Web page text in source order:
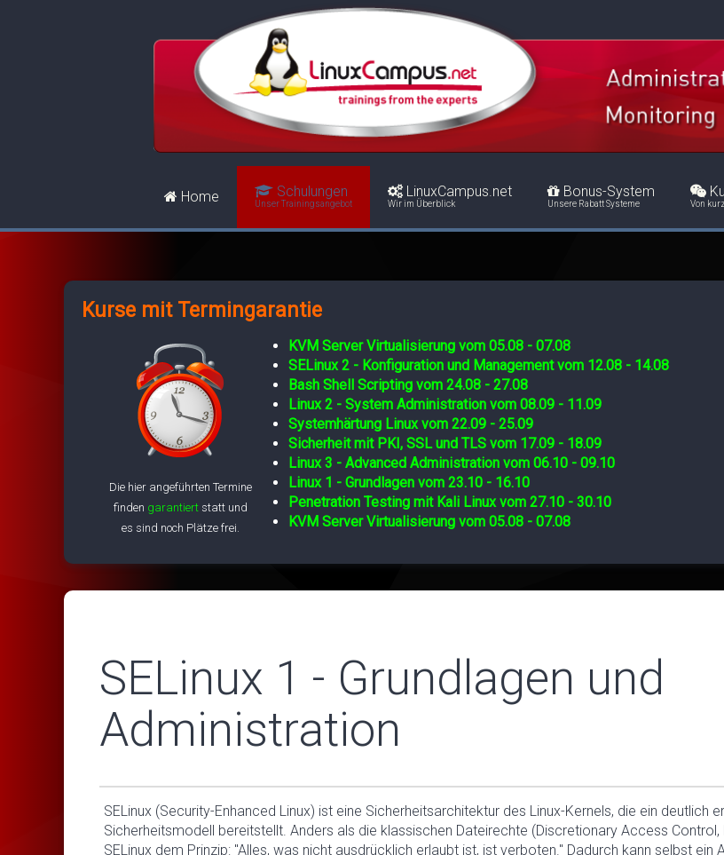
Home Schulungen
Unser Trainingsangebot
LinuxCampus.net
Wir im Überblick
Bonus-System
Unsere Rabatt Systeme Von
Kurse mit Termingarantie
Die hier angeführten Termine
finden garantiert statt und
es sind noch Plätze frei.
KVM Server Virtualisierung vom 05.08 - 07.08
SELinux 2 - Konfiguration und Management vom 12.08 - 14.08
Bash Shell Scripting vom 24.08 - 27.08
Linux 2 - System Administration vom 08.09 - 11.09
Systemhärtung Linux vom 22.09 - 25.09
Sicherheit mit PKI, SSL und TLS vom 17.09 - 18.09
Linux 3 - Advanced Administration vom 06.10 - 09.10
Linux 1 - Grundlagen vom 23.10 - 16.10
Penetration Testing mit Kali Linux vom 27.10 - 30.10
KVM Server Virtualisierung vom 05.08 - 07.08
SELinux 1 - Grundlagen und
Administration
SELinux (Security-Enhanced Linux) ist eine Sicherheitsarchitektur des Linux-Kernels, die ein deutlich
Sicherheitsmodell bereitstellt. Anders als die klassischen Dateirechte (Discretionary Access Control,
SELinux dem Prinzip: "Alles, was nicht ausdrücklich erlaubt ist, ist verboten." Dadurch kann selbst ein